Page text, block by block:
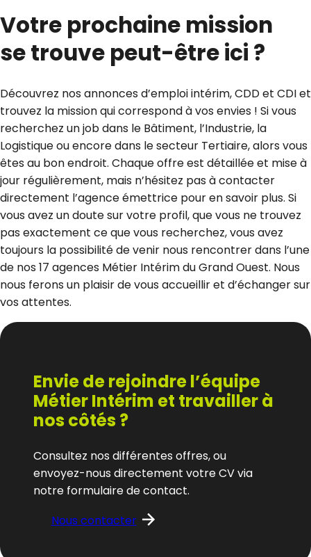
Votre prochaine mission
se trouve peut-être ici ?
Découvrez nos annonces d’emploi intérim, CDD et CDI et
trouvez la mission qui correspond à vos envies ! Si vous
recherchez un job dans le Bâtiment, l’Industrie, la
Logistique ou encore dans le secteur Tertiaire, alors vous
êtes au bon endroit. Chaque offre est détaillée et mise à
jour régulièrement, mais n’hésitez pas à contacter
directement l’agence émettrice pour en savoir plus. Si
vous avez un doute sur votre profil, que vous ne trouvez
pas exactement ce que vous recherchez, vous avez
toujours la possibilité de venir nous rencontrer dans l’une
de nos 17 agences Métier Intérim du Grand Ouest. Nous
nous ferons un plaisir de vous accueillir et d’échanger sur
vos attentes.
Envie de rejoindre l’équipe
Métier Intérim et travailler à
nos côtés ?
Consultez nos différentes offres, ou
envoyez-nous directement votre CV via
notre formulaire de contact.
Nous contacter